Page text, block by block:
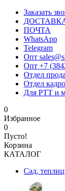
Заказать
ПОЧТА
WhatsApp
Telegram
Опт
Опт +7
Отдел
Отдел
Для РТТ и
0
Избранное
0
Пусто!
Корзина
КАТАЛОГ
Сад,